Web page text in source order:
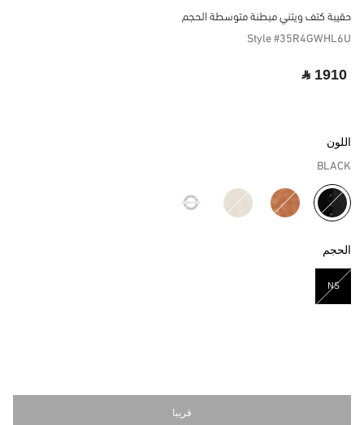
حقيبة كتف ويتني مبطنة متوسطة الحجم
Style #35R4GWHL6U
‎ ⃁ 1910 ‎
اللون
BLACK
مختار
الحجم
NS
مختار
قريبا